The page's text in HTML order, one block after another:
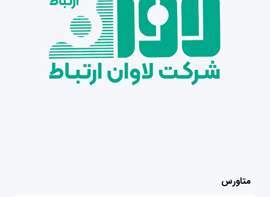
متاورس